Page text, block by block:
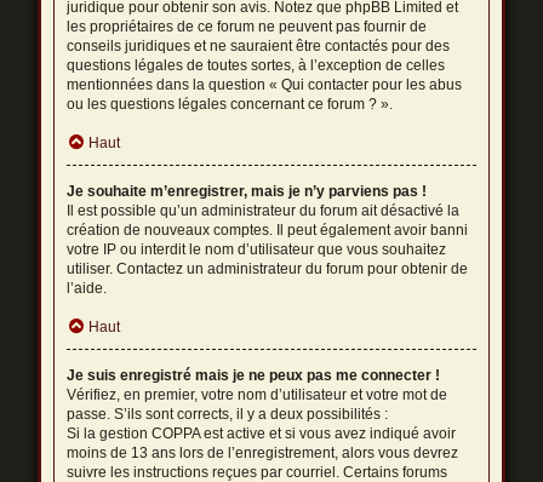
juridique pour obtenir son avis. Notez que phpBB Limited et
les propriétaires de ce forum ne peuvent pas fournir de
conseils juridiques et ne sauraient être contactés pour des
questions légales de toutes sortes, à l’exception de celles
mentionnées dans la question « Qui contacter pour les abus
ou les questions légales concernant ce forum ? ».
Haut
Je souhaite m’enregistrer, mais je n’y parviens pas !
Il est possible qu’un administrateur du forum ait désactivé la
création de nouveaux comptes. Il peut également avoir banni
votre IP ou interdit le nom d’utilisateur que vous souhaitez
utiliser. Contactez un administrateur du forum pour obtenir de
l’aide.
Haut
Je suis enregistré mais je ne peux pas me connecter !
Vérifiez, en premier, votre nom d’utilisateur et votre mot de
passe. S’ils sont corrects, il y a deux possibilités :
Si la gestion COPPA est active et si vous avez indiqué avoir
moins de 13 ans lors de l’enregistrement, alors vous devrez
suivre les instructions reçues par courriel. Certains forums